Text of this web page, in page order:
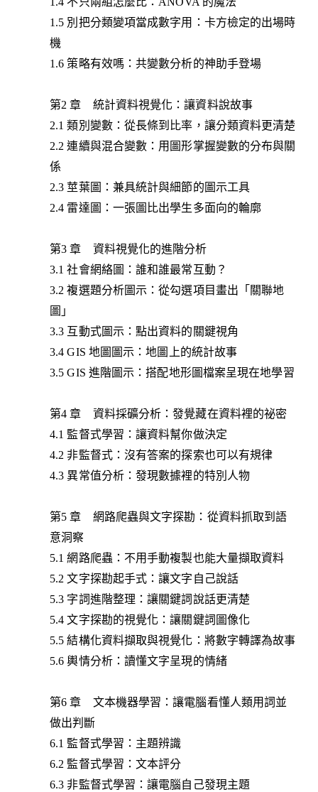
1.5 別把分類變項當成數字用：卡方檢定的出場時
機
1.6 策略有效嗎：共變數分析的神助手登場
第2 章 統計資料視覺化：讓資料說故事
2.1 類別變數：從長條到比率，讓分類資料更清楚
2.2 連續與混合變數：用圖形掌握變數的分布與關
係
2.3 莖葉圖：兼具統計與細節的圖示工具
2.4 雷達圖：一張圖比出學生多面向的輪廓
第3 章 資料視覺化的進階分析
3.1 社會網絡圖：誰和誰最常互動？
3.2 複選題分析圖示：從勾選項目畫出「關聯地
圖」
3.3 互動式圖示：點出資料的關鍵視角
3.4 GIS 地圖圖示：地圖上的統計故事
3.5 GIS 進階圖示：搭配地形圖檔案呈現在地學習
第4 章 資料採礦分析：發覺藏在資料裡的祕密
4.1 監督式學習：讓資料幫你做決定
4.2 非監督式：沒有答案的探索也可以有規律
4.3 異常值分析：發現數據裡的特別人物
第5 章 網路爬蟲與文字探勘：從資料抓取到語
意洞察
5.1 網路爬蟲：不用手動複製也能大量擷取資料
5.2 文字探勘起手式：讓文字自己說話
5.3 字詞進階整理：讓關鍵詞說話更清楚
5.4 文字探勘的視覺化：讓關鍵詞圖像化
5.5 結構化資料擷取與視覺化：將數字轉譯為故事
5.6 輿情分析：讀懂文字呈現的情緒
第6 章 文本機器學習：讓電腦看懂人類用詞並
做出判斷
6.1 監督式學習：主題辨識
6.2 監督式學習：文本評分
6.3 非監督式學習：讓電腦自己發現主題